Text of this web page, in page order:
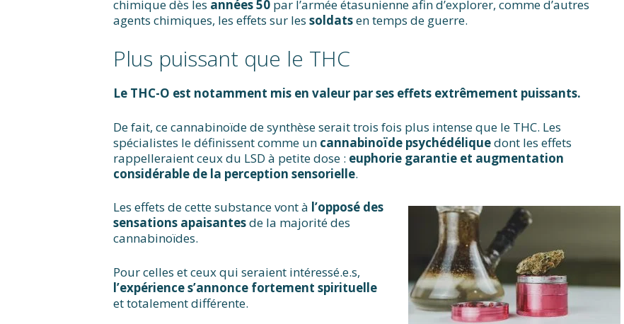
chimique dès les années 50 par l’armée étasunienne afin d’explorer, comme d’autres
agents chimiques, les effets sur lessoldatsen temps de guerre.
Plus puissant que le THC
Le THC-O est notamment mis en valeur par ses effets extrêmement puissants.
De fait, ce cannabinoïde de synthèse serait trois fois plus intense que le THC. Les
spécialistes le définissent comme un cannabinoïde psychédéliquedont les effets
rappelleraient ceux du LSD à petite dose : euphorie garantie et augmentation
considérable de la perception sensorielle.
Les effets de cette substance vont à l’opposé des
sensations apaisantesde la majorité des
cannabinoïdes.
Pour celles et ceux qui seraient intéressé.e.s,
l’expérience s’annonce fortement spirituelle
et totalement différente.